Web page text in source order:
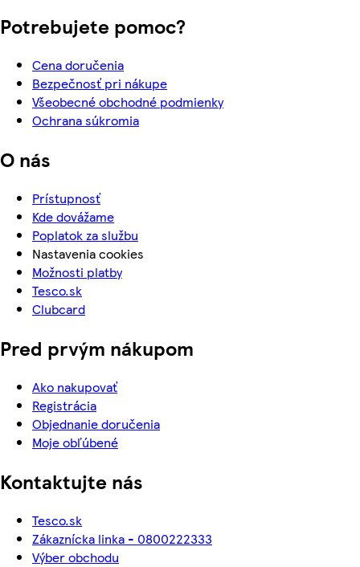
Potrebujete pomoc?
Cena doručenia
Bezpečnosť pri nákupe
Všeobecné obchodné podmienky
Ochrana súkromia
O nás
Prístupnosť
Kde dovážame
Poplatok za službu
Nastavenia cookies
Možnosti platby
Tesco.sk
Clubcard
Pred prvým nákupom
Ako nakupovať
Registrácia
Objednanie doručenia
Moje obľúbené
Kontaktujte nás
Tesco.sk
Zákaznícka linka - 0800222333
Výber obchodu